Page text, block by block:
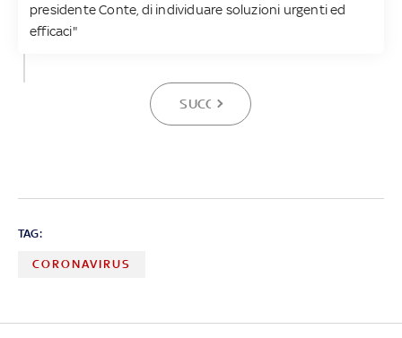
presidente Conte, di individuare soluzioni urgenti ed
efficaci"
SUCCESSIVA
TAG:
CORONAVIRUS